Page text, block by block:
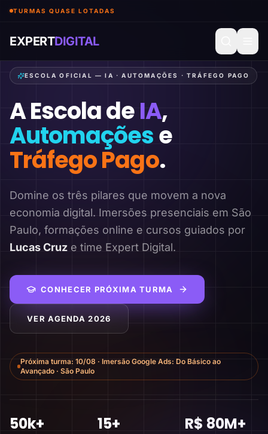
TURMAS QUASE LOTADAS
EXPERTDIGITAL
ESCOLA OFICIAL — IA · AUTOMAÇÕES · TRÁFEGO PAGO
A Escola deIA,
Automaçõese
Tráfego Pago.
Domine os três pilares que movem a nova
economia digital. Imersões presenciais em São
Paulo, formações online e cursos guiados por
Lucas Cruz e time Expert Digital.
CONHECER PRÓXIMA TURMA
VER AGENDA 2026
Próxima turma: 10/08 · Imersão Google Ads: Do Básico ao
Avançado · São Paulo
50k+ 15+ R$ 80M+